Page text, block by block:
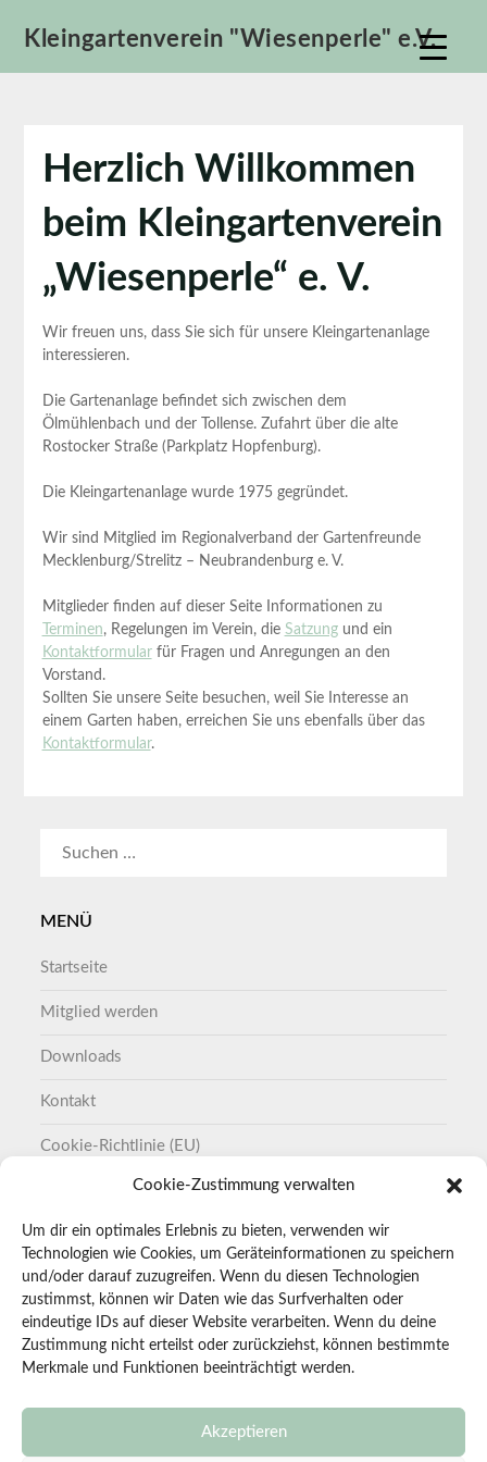
Cookie-Zustimmung verwalten
Um dir ein optimales Erlebnis zu bieten, verwenden wir
Technologien wie Cookies, um Geräteinformationen zu speichern
und/oder darauf zuzugreifen. Wenn du diesen Technologien
zustimmst, können wir Daten wie das Surfverhalten oder
eindeutige IDs auf dieser Website verarbeiten. Wenn du deine
Zustimmung nicht erteilst oder zurückziehst, können bestimmte
Merkmale und Funktionen beeinträchtigt werden.
Akzeptieren
content
Kleingartenverein "Wiesenperle" e.V.
Herzlich Willkommen
beim Kleingartenverein
„Wiesenperle“ e. V.
Wir freuen uns, dass Sie sich für unsere Kleingartenanlage
interessieren.
Die Gartenanlage befindet sich zwischen dem
Ölmühlenbach und der Tollense. Zufahrt über die alte
Rostocker Straße (Parkplatz Hopfenburg).
Die Kleingartenanlage wurde 1975 gegründet.
Wir sind Mitglied im Regionalverband der Gartenfreunde
Mecklenburg/Strelitz – Neubrandenburg e. V.
Mitglieder finden auf dieser Seite Informationen zu
Terminen, Regelungen im Verein, die Satzungund ein
Kontaktformularfür Fragen und Anregungen an den
Vorstand.
Sollten Sie unsere Seite besuchen, weil Sie Interesse an
einem Garten haben, erreichen Sie uns ebenfalls über das
Kontaktformular.
MENÜ
Startseite
Mitglied werden
Downloads
Kontakt
Cookie-Richtlinie (EU)
Datenschutzerklärung
Impressum
Einladung Mitgliederversammlung KGV Wiesenperle e.
V.
1. Juni 2026
Unterstützung im Vorstand gesucht